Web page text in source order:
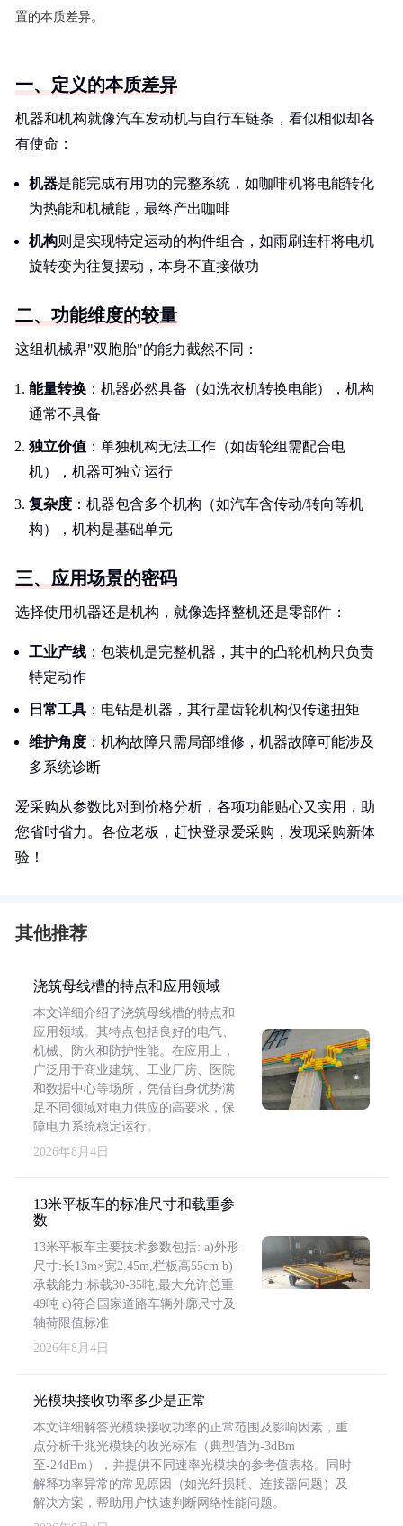
置的本质差异。
一、定义的本质差异
机器和机构就像汽车发动机与自行车链条，看似相似却各
有使命：
机器是能完成有用功的完整系统，如咖啡机将电能转化
为热能和机械能，最终产出咖啡
机构则是实现特定运动的构件组合，如雨刷连杆将电机
旋转变为往复摆动，本身不直接做功
二、功能维度的较量
这组机械界"双胞胎"的能力截然不同：
能量转换 ：机器必然具备（如洗衣机转换电能），机构
通常不具备
独立价值 ：单独机构无法工作（如齿轮组需配合电
机），机器可独立运行
复杂度 ：机器包含多个机构（如汽车含传动/转向等机
构），机构是基础单元
三、应用场景的密码
选择使用机器还是机构，就像选择整机还是零部件：
工业产线 ：包装机是完整机器，其中的凸轮机构只负责
特定动作
日常工具 ：电钻是机器，其行星齿轮机构仅传递扭矩
维护角度 ：机构故障只需局部维修，机器故障可能涉及
多系统诊断
爱采购从参数比对到价格分析，各项功能贴心又实用，助
您省时省力。各位老板，赶快登录爱采购，发现采购新体
验！
其他推荐
浇筑母线槽的特点和应用领域
本文详细介绍了浇筑母线槽的特点和
应用领域。其特点包括良好的电气、
机械、防火和防护性能。在应用上，
广泛用于商业建筑、工业厂房、医院
和数据中心等场所，凭借自身优势满
足不同领域对电力供应的高要求，保
障电力系统稳定运行。
2026年8月4日
13米平板车的标准尺寸和载重参
数
13米平板车主要技术参数包括: a)外形
尺寸:长13m×宽2.45m,栏板高55cm b)
承载能力:标载30-35吨,最大允许总重
49吨 c)符合国家道路车辆外廓尺寸及
轴荷限值标准
2026年8月4日
光模块接收功率多少是正常
本文详细解答光模块接收功率的正常范围及影响因素，重
点分析千兆光模块的收光标准（典型值为-3dBm
至-24dBm），并提供不同速率光模块的参考值表格。同时
解释功率异常的常见原因（如光纤损耗、连接器问题）及
解决方案，帮助用户快速判断网络性能问题。